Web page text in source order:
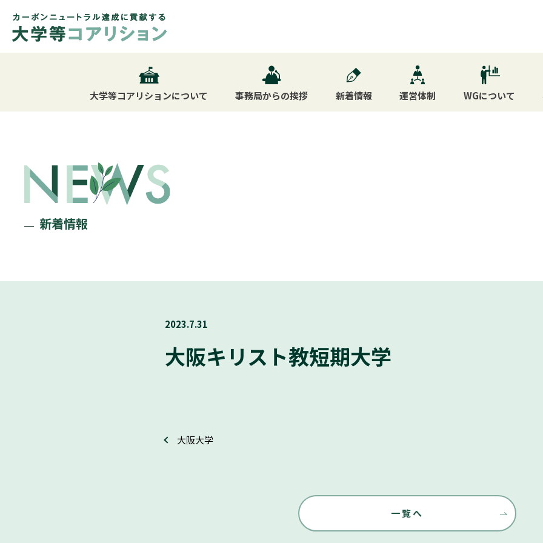
大学等コアリションについて 事務局からの挨拶 新着情報 運営体制 WGについて
新着情報
2023.7.31
大阪キリスト教短期大学
大阪大学
一覧へ